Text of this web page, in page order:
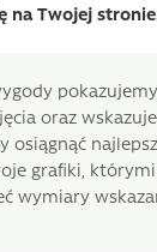
na Twojej
oraz
osiągnąć
grafiki,
wymiary